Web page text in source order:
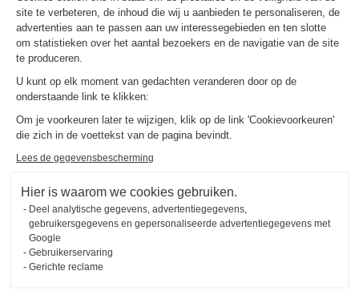
site te verbeteren, de inhoud die wij u aanbieden te personaliseren, de
advertenties aan te passen aan uw interessegebieden en ten slotte
om statistieken over het aantal bezoekers en de navigatie van de site
te produceren.
U kunt op elk moment van gedachten veranderen door op de
onderstaande link te klikken:
Om je voorkeuren later te wijzigen, klik op de link 'Cookievoorkeuren'
die zich in de voettekst van de pagina bevindt.
Lees de gegevensbescherming
Hier is waarom we cookies gebruiken.
Deel analytische gegevens, advertentiegegevens,
gebruikersgegevens en gepersonaliseerde advertentiegegevens met
Google
Gebruikerservaring
Gerichte reclame
Download onze catalogus
OVER
Schmidt in de wereld
Onze adviescentra in Nederland
2026 © SCHMIDT Groupe
Wettelijke vermeldingen
Cookiebeheer
Privacybeleid